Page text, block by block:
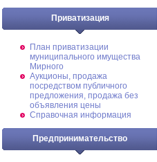
Приватизация
План приватизации
муниципального имущества
Мирного
Аукционы, продажа
посредством публичного
предложения, продажа без
объявления цены
Справочная информация
Предпринимательство